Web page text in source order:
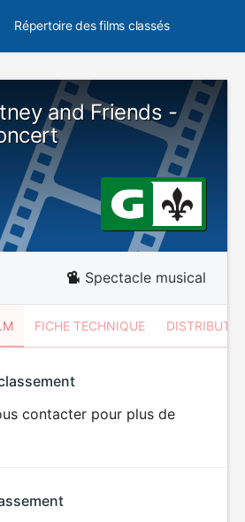
Répertoire des films classés
and Friends -
Spectacle musical
FICHE TECHNIQUE
contacter pour plus de